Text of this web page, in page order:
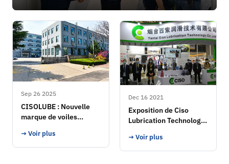
Sep 26 2025
CISOLUBE : Nouvelle
marque de voiles
envol
→ Voir plus
Dec 16 2021
Exposition de Ciso
Lubrication Technology
→ Voir plus